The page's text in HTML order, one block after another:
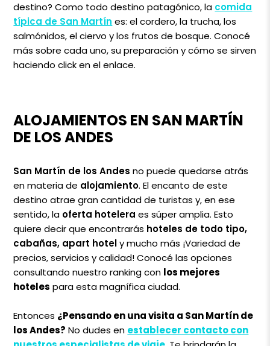
destino? Como todo destino patagónico, la comida
típica de San Martín es: el cordero, la trucha, los
salmónidos, el ciervo y los frutos de bosque. Conocé
más sobre cada uno, su preparación y cómo se sirven
haciendo click en el enlace.
ALOJAMIENTOS EN SAN MARTÍN
DE LOS ANDES
San Martín de los Andes no puede quedarse atrás
en materia de alojamiento. El encanto de este
destino atrae gran cantidad de turistas y, en ese
sentido, la oferta hotelera es súper amplia. Esto
quiere decir que encontrarás hoteles de todo tipo,
cabañas, apart hotely mucho más ¡Variedad de
precios, servicios y calidad! Conocé las opciones
consultando nuestro ranking con los mejores
hoteles para esta magnífica ciudad.
Entonces ¿Pensando en una visita a San Martín de
los Andes? No dudes en establecer contacto con